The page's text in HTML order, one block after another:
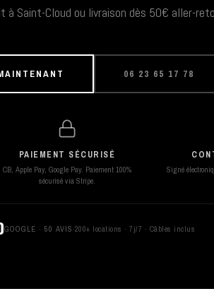
à Saint-Cloud ou livraison dès 50€ aller-
06 23 65 17 78
PAIEMENT SÉCURISÉ
CB, Apple Pay, Google Pay. Paiement 100%
sécurisé via Stripe.
Signé
GOOGLE · 50 AVIS ·200+ locations · 7j/7 · Câbles inclus